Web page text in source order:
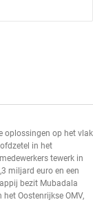
oplossingen op het vlak
in het
tewerk in
miljard euro en een
bezit Mubadala
Oostenrijkse OMV,